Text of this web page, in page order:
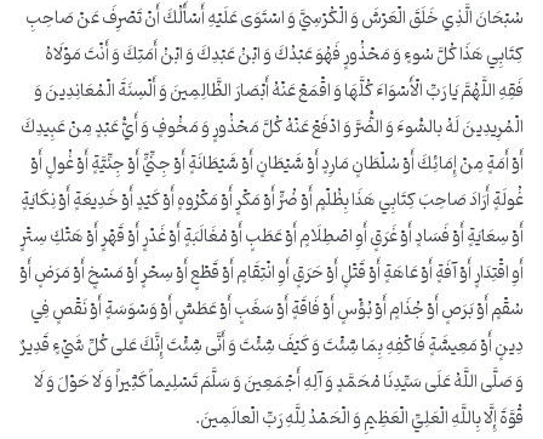
سُبْحَانَ الَّذِي خَلَقَ الْعَرْشَ وَ الْكُرْسِيَّ وَ اسْتَوَى عَلَيْهِ أَسْأَلُكَ أَنْ تَصْرِفَ عَنْ صَاحِبِ
كِتَابِي هَذَا كُلَّ سُوءٍ وَ مَحْذُورٍ فَهُوَ عَبْدُكَ وَ ابْنُ عَبْدِكَ وَ ابْنُ أَمَتِكَ‏ وَ أَنْتَ مَوْلَاهُ
فَقِهِ اللَّهُمَّ يَا رَبِّ الْأَسْوَاءَ كُلَّهَا وَ اقْمَعْ عَنْهُ أَبْصَارَ الظَّالِمِينَ وَ أَلْسِنَةَ الْمُعَانِدِينَ وَ
الْمُرِيدِينَ لَهُ بالسُّوءَ وَ الضُّرَّ وَ ادْفَعْ عَنْهُ كُلَّ مَحْذُورٍ وَ مَخُوفٍ وَ أَيُّ عَبْدٍ مِنْ عَبِيدِكَ
أَوْ أَمَةٍ مِنْ إِمَائِكَ أَوْ سُلْطَانٍ مَارِدٍ أَوْ شَيْطَانٍ أَوْ شَيْطَانَةٍ أَوْ جِنِّيٍّ أَوْ جِنِّيَّةٍ أَوْ غُولٍ أَوْ
غُولَةٍ أَرَادَ صَاحِبَ كِتَابِي هَذَا بِظُلْمٍ أَوْ ضُرٍّ أَوْ مَكْرٍ أَوْ مَكْرُوهٍ أَوْ كَيْدٍ أَوْ خَدِيعَةٍ أَوْ نِكَايَةٍ
أَوْ سِعَايَةٍ أَوْ فَسَادٍ أَوْ غَرَقٍ أَوِ اصْطِلَامٍ أَوْ عَطَبٍ أَوْ مُغَالَبَةٍ أَوْ غَدْرٍ أَوْ قَهْرٍ أَوْ هَتْكِ سِتْرٍ
أَوِ اقْتِدَارٍ أَوْ آفَةٍ أَوْ عَاهَةٍ أَوْ قَتْلٍ أَوْ حَرَقٍ أَوِ انْتِقَامٍ أَوْ قَطْعٍ أَوْ سِحْرٍ أَوْ مَسْخٍ أَوْ مَرَضٍ أَوْ
سُقْمٍ أَوْ بَرَصٍ أَوْ جُذَامٍ أَوْ بُؤْسٍ أَوْ فَاقَةٍ أَوْ سَغَبٍ أَوْ عَطَشٍ أَوْ وَسْوَسَةٍ أَوْ نَقْصٍ فِي
دِينٍ أَوْ مَعِيشَةٍ فَاكْفِهِ بِمَا شِئْتَ وَ كَيْفَ شِئْتَ وَ أَنَّى شِئْتَ إِنَّكَ عَلى‏ كُلِّ شَيْ‏ءٍ قَدِيرٌ
وَ صَلَّى اللَّهُ عَلَى سَيِّدِنَا مُحَمَّدٍ وَ آلِهِ أَجْمَعِينَ وَ سَلَّمَ تَسْلِيماً كَثِيراً وَ لَا حَوْلَ وَ لَا
قُوَّةَ إِلَّا بِاللَّهِ الْعَلِيِّ الْعَظِيمِ وَ الْحَمْدُ لِلَّهِ رَبِّ الْعالَمِينَ.